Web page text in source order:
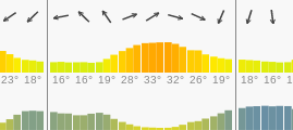
23° 18° 16° 16° 19° 28° 33° 32° 26° 19° 18° 16°